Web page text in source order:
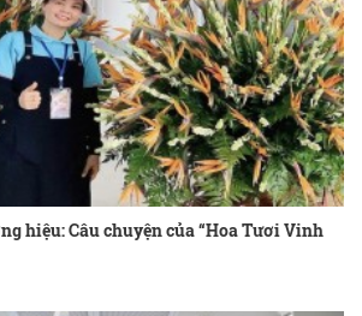
hiệu: Câu chuyện của “Hoa Tươi Vinh